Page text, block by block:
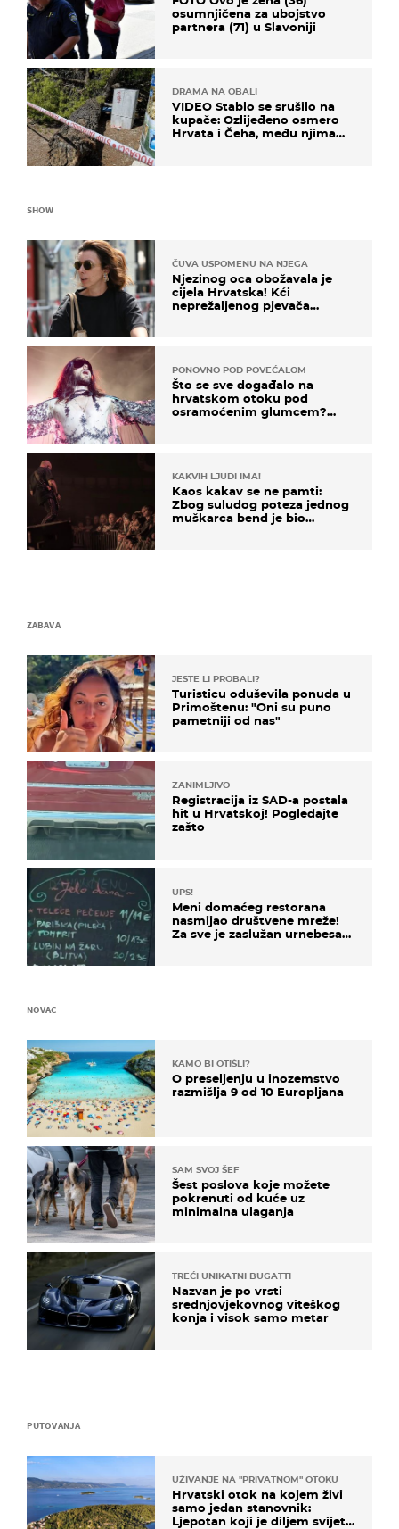
osumnjičena za ubojstvo
partnera (71) u Slavoniji
DRAMA NA OBALI
VIDEO Stablo se srušilo na
kupače: Ozlijeđeno osmero
Hrvata i Čeha, među njima
SHOW
ČUVA USPOMENU NA NJEGA
Njezinog oca obožavala je
cijela Hrvatska! Kći
neprežaljenog pjevača
PONOVNO POD POVEĆALOM
Što se sve događalo na
hrvatskom otoku pod
osramoćenim glumcem?
KAKVIH LJUDI IMA!
Kaos kakav se ne pamti:
Zbog suludog poteza jednog
muškarca bend je bio
ZABAVA
JESTE LI PROBALI?
Turisticu oduševila ponuda u
Primoštenu: "Oni su puno
pametniji od nas"
ZANIMLJIVO
Registracija iz SAD-a postala
hit u Hrvatskoj! Pogledajte
zašto
UPS!
Meni domaćeg restorana
nasmijao društvene mreže!
Za sve je zaslužan urnebesan
PUTOVANJA
UŽIVANJE NA "PRIVATNOM" OTOKU
Hrvatski otok na kojem živi
samo jedan stanovnik:
Ljepotan koji je diljem svijeta
NOVAC
KAMO BI OTIŠLI?
O preseljenju u inozemstvo
razmišlja 9 od 10 Europljana
SAM SVOJ ŠEF
Šest poslova koje možete
pokrenuti od kuće uz
minimalna ulaganja
TREĆI UNIKATNI BUGATTI
Nazvan je po vrsti
srednjovjekovnog viteškog
konja i visok samo metar